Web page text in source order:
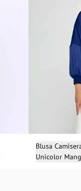
Blusa
Unicolor